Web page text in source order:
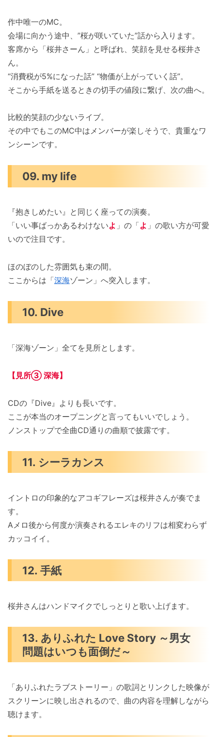
作中唯一のMC。
会場に向かう途中、”桜が咲いていた”話から入ります。
客席から「桜井さーん」と呼ばれ、笑顔を見せる桜井さ
ん。
“消費税が5%になった話” “物価が上がっていく話”。
そこから手紙を送るときの切手の値段に繋げ、次の曲へ。
比較的笑顔の少ないライブ。
その中でもこのMC中はメンバーが楽しそうで、貴重なワ
ンシーンです。
09. my life
『抱きしめたい』と同じく座っての演奏。
「いい事ばっかあるわけないよ 」の「よ 」の歌い方が可愛
いので注目です。
ほのぼのした雰囲気も束の間。
ここからは「深海ゾーン」へ突入します。
10. Dive
「深海ゾーン」全てを見所とします。
【見所③ 深海】
CDの『Dive』よりも長いです。
ここが本当のオープニングと言ってもいいでしょう。
ノンストップで全曲CD通りの曲順で披露です。
11. シーラカンス
イントロの印象的なアコギフレーズは桜井さんが奏でま
す。
Aメロ後から何度か演奏されるエレキのリフは相変わらず
カッコイイ。
12. 手紙
桜井さんはハンドマイクでしっとりと歌い上げます。
13. ありふれた Love Story ～男女
問題はいつも面倒だ～
「ありふれたラブストーリー」の歌詞とリンクした映像が
スクリーンに映し出されるので、曲の内容を理解しながら
聴けます。